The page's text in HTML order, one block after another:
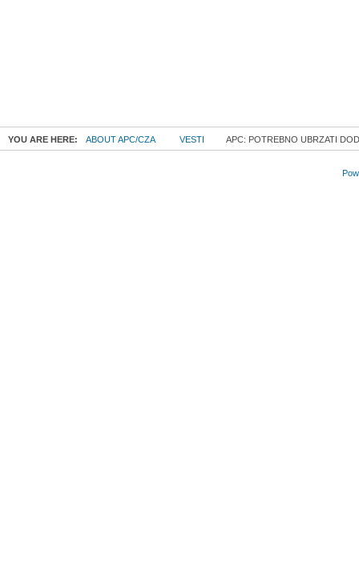
YOU ARE HERE: ABOUT APC/CZA VESTI APC: POTREBNO UBRZATI